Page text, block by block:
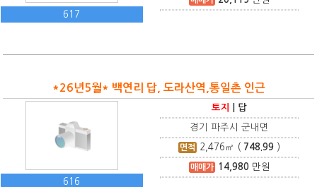
617
*26년5월* 백연리 답, 도라산역,통일촌 인근
616
토지 답
경기 파주시 군내면
면적 2,476 ㎡ ( 748.99 )
매매가 14,980만원